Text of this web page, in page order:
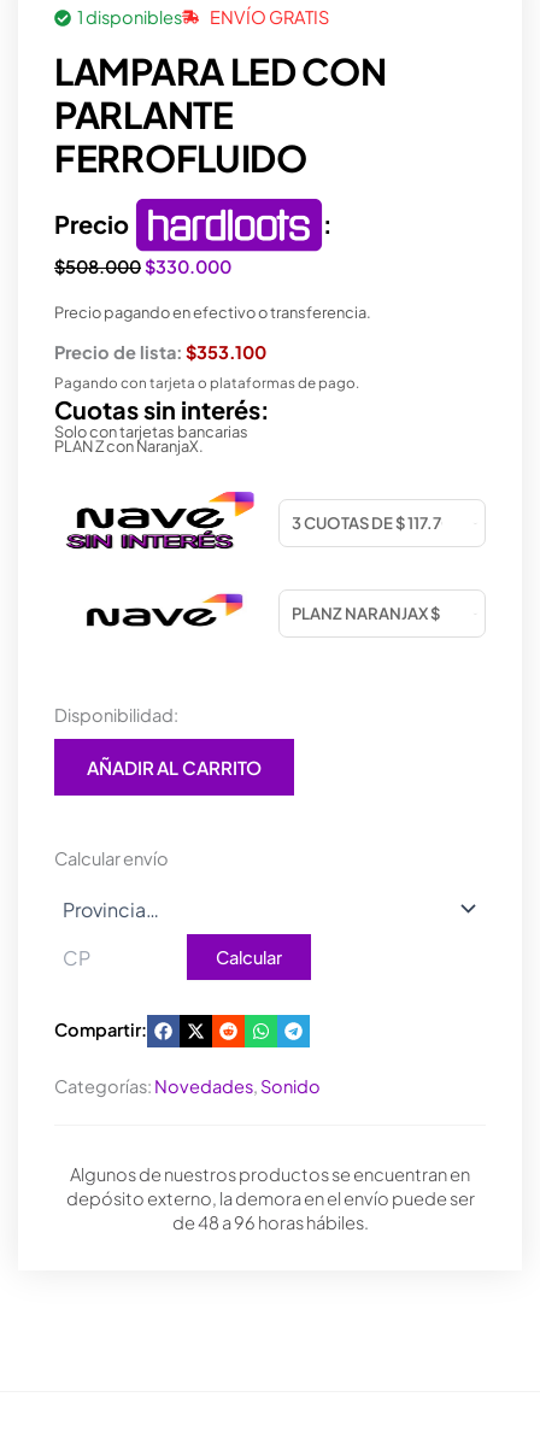
1 disponibles ENVÍO GRATIS
LAMPARA LED CON
PARLANTE
FERROFLUIDO
Precio :
$508.000El
original
era:
$508.000.
$330.000El
actual
es:
$330.000.
Precio pagando en efectivo o transferencia.
Precio de lista: $353.100
Pagando con tarjeta o plataformas de pago.
Cuotas sin interés:
Solo con tarjetas bancarias
PLAN Z con NaranjaX.
Disponibilidad:
Lampara
LED
AÑADIR AL CARRITO
Calcular envío
Calcular
Compartir:
Categorías: Novedades, Sonido
Algunos de nuestros productos se encuentran en
depósito externo, la demora en el envío puede ser
de 48 a 96 horas hábiles.